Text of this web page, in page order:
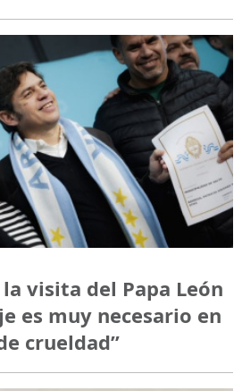
visita del Papa León
es muy necesario en
crueldad”